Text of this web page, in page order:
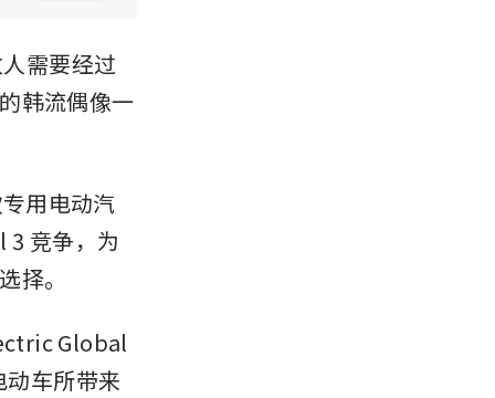
需要经过
韩流偶像一
用电动汽
3 竞争，为
择。
Global
车所带来